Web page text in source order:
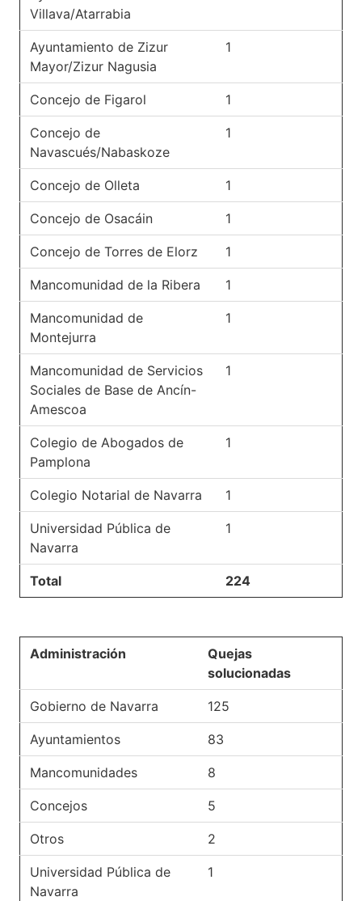
Villava/Atarrabia
Ayuntamiento de Zizur
Mayor/Zizur Nagusia
1
Concejo de Figarol 1
Concejo de
Navascués/Nabaskoze
1
Concejo de Olleta 1
Concejo de Osacáin 1
Concejo de Torres de Elorz 1
Mancomunidad de la Ribera 1
Mancomunidad de
Montejurra
1
Mancomunidad de Servicios
Sociales de Base de Ancín-
Amescoa
1
Colegio de Abogados de
Pamplona
1
Colegio Notarial de Navarra 1
Universidad Pública de
Navarra
1
Total 224
Administración
Quejas
solucionadas
Gobierno de Navarra 125
Ayuntamientos 83
Mancomunidades 8
Concejos 5
Otros 2
Universidad Pública de
Navarra
1